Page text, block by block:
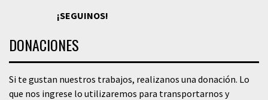
¡SEGUINOS!
DONACIONES
Si te gustan nuestros trabajos, realizanos una donación. Lo
que nos ingrese lo utilizaremos para transportarnos y